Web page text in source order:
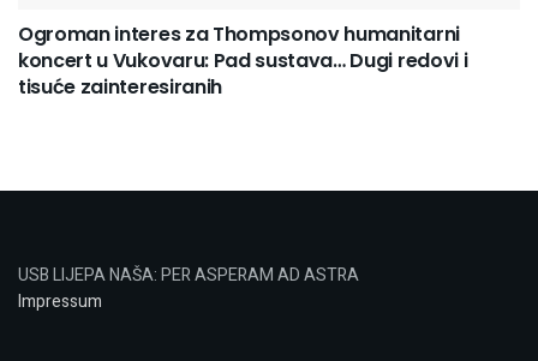
Ogroman interes za Thompsonov humanitarni
koncert u Vukovaru: Pad sustava… Dugi redovi i
tisuće zainteresiranih
USB LIJEPA NAŠA: PER ASPERAM AD ASTRA
Impressum